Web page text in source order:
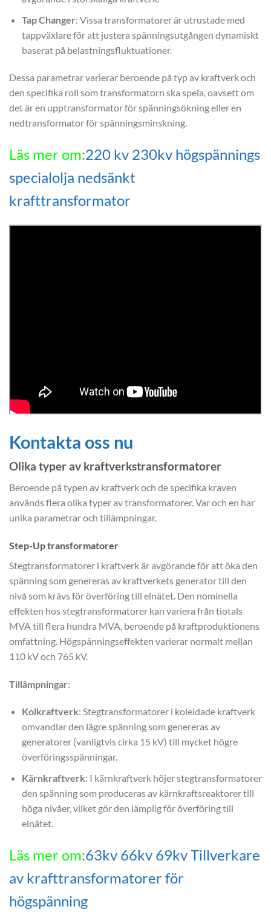
Tap Changer: Vissa transformatorer är utrustade med
tappväxlare för att justera spänningsutgången dynamiskt
baserat på belastningsfluktuationer.
Dessa parametrar varierar beroende på typ av kraftverk och
den specifika roll som transformatorn ska spela, oavsett om
det är en upptransformator för spänningsökning eller en
nedtransformator för spänningsminskning.
Läs mer om:220 kv 230kv högspännings
specialolja nedsänkt
krafttransformator
Kontakta oss nu
Olika typer av kraftverkstransformatorer
Beroende på typen av kraftverk och de specifika kraven
används flera olika typer av transformatorer. Var och en har
unika parametrar och tillämpningar.
Step-Up transformatorer
Stegtransformatorer i kraftverk är avgörande för att öka den
spänning som genereras av kraftverkets generator till den
nivå som krävs för överföring till elnätet. Den nominella
effekten hos stegtransformatorer kan variera från tiotals
MVA till flera hundra MVA, beroende på kraftproduktionens
omfattning. Högspänningseffekten varierar normalt mellan
110 kV och 765 kV.
Tillämpningar:
Kolkraftverk: Stegtransformatorer i koleldade kraftverk
omvandlar den lägre spänning som genereras av
generatorer (vanligtvis cirka 15 kV) till mycket högre
överföringsspänningar.
Kärnkraftverk: I kärnkraftverk höjer stegtransformatorer
den spänning som produceras av kärnkraftsreaktorer till
höga nivåer, vilket gör den lämplig för överföring till
elnätet.
Läs mer om:63kv 66kv 69kv Tillverkare
av krafttransformatorer för
högspänning